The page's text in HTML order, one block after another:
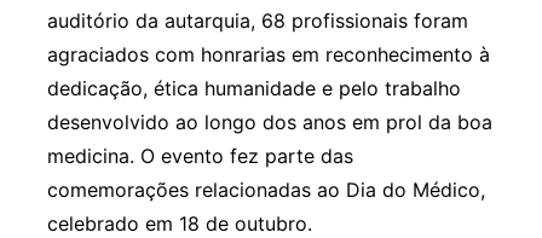
auditório da autarquia, 68 profissionais foram
agraciados com honrarias em reconhecimento à
dedicação, ética humanidade e pelo trabalho
desenvolvido ao longo dos anos em prol da boa
medicina. O evento fez parte das
comemorações relacionadas ao Dia do Médico,
celebrado em 18 de outubro.